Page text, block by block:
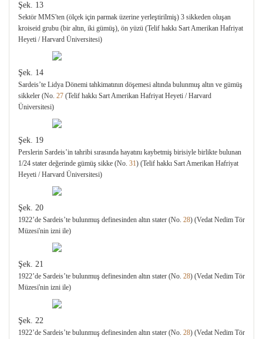
Şek. 13
Sektör MMS'ten (ölçek için parmak üzerine yerleştirilmiş) 3 sikkeden oluşan
kroiseid grubu (bir altın, iki gümüş), ön yüzü (Telif hakkı Sart Amerikan Hafriyat
Heyeti / Harvard Üniversitesi)
Şek. 14
Sardeis’te Lidya Dönemi tahkimatının döşemesi altında bulunmuş altın ve gümüş
sikkeler (No. 27 (Telif hakkı Sart Amerikan Hafriyat Heyeti / Harvard
Üniversitesi)
Şek. 19
Perslerin Sardeis’in tahribi sırasında hayatını kaybetmiş birisiyle birlikte bulunan
1/24 stater değerinde gümüş sikke (No. 31) (Telif hakkı Sart Amerikan Hafriyat
Heyeti / Harvard Üniversitesi)
Şek. 20
1922’de Sardeis’te bulunmuş definesinden altın stater (No. 28) (Vedat Nedim Tör
Müzesi'nin izni ile)
Şek. 21
1922’de Sardeis’te bulunmuş definesinden altın stater (No. 28) (Vedat Nedim Tör
Müzesi'nin izni ile)
Şek. 22
1922’de Sardeis’te bulunmuş definesinden altın stater (No. 28) (Vedat Nedim Tör